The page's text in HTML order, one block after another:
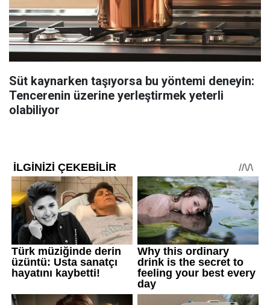
Süt kaynarken taşıyorsa bu yöntemi deneyin:
Tencerenin üzerine yerleştirmek yeterli
olabiliyor